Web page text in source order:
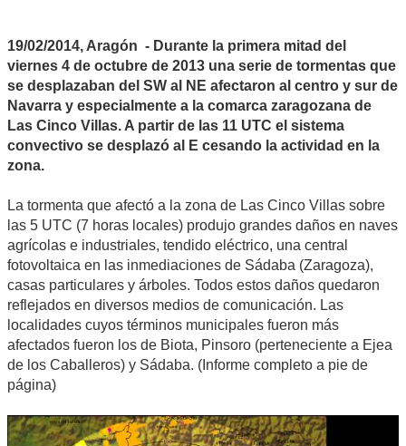
19/02/2014, Aragón - Durante la primera mitad del
viernes 4 de octubre de 2013 una serie de tormentas que
se desplazaban del SW al NE afectaron al centro y sur de
Navarra y especialmente a la comarca zaragozana de
Las Cinco Villas. A partir de las 11 UTC el sistema
convectivo se desplazó al E cesando la actividad en la
zona.
La tormenta que afectó a la zona de Las Cinco Villas sobre
las 5 UTC (7 horas locales) produjo grandes daños en naves
agrícolas e industriales, tendido eléctrico, una central
fotovoltaica en las inmediaciones de Sádaba (Zaragoza),
casas particulares y árboles. Todos estos daños quedaron
reflejados en diversos medios de comunicación. Las
localidades cuyos términos municipales fueron más
afectados fueron los de Biota, Pinsoro (perteneciente a Ejea
de los Caballeros) y Sádaba. (Informe completo a pie de
página)